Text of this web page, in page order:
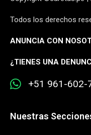
Todos los derechos
ANUNCIA CON
¿TIENES UNA
+51 961-602-
Nuestras